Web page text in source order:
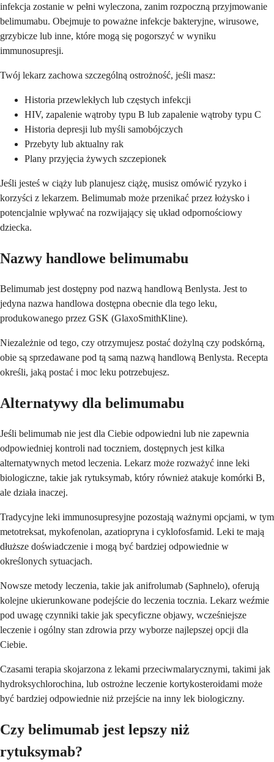
infekcja zostanie w pełni wyleczona, zanim rozpoczną przyjmowanie
belimumabu. Obejmuje to poważne infekcje bakteryjne, wirusowe,
grzybicze lub inne, które mogą się pogorszyć w wyniku
immunosupresji.
Twój lekarz zachowa szczególną ostrożność, jeśli masz:
Historia przewlekłych lub częstych infekcji
HIV, zapalenie wątroby typu B lub zapalenie wątroby typu C
Historia depresji lub myśli samobójczych
Przebyty lub aktualny rak
Plany przyjęcia żywych szczepionek
Jeśli jesteś w ciąży lub planujesz ciążę, musisz omówić ryzyko i
korzyści z lekarzem. Belimumab może przenikać przez łożysko i
potencjalnie wpływać na rozwijający się układ odpornościowy
dziecka.
Nazwy handlowe belimumabu
Belimumab jest dostępny pod nazwą handlową Benlysta. Jest to
jedyna nazwa handlowa dostępna obecnie dla tego leku,
produkowanego przez GSK (GlaxoSmithKline).
Niezależnie od tego, czy otrzymujesz postać dożylną czy podskórną,
obie są sprzedawane pod tą samą nazwą handlową Benlysta. Recepta
określi, jaką postać i moc leku potrzebujesz.
Alternatywy dla belimumabu
Jeśli belimumab nie jest dla Ciebie odpowiedni lub nie zapewnia
odpowiedniej kontroli nad toczniem, dostępnych jest kilka
alternatywnych metod leczenia. Lekarz może rozważyć inne leki
biologiczne, takie jak rytuksymab, który również atakuje komórki B,
ale działa inaczej.
Tradycyjne leki immunosupresyjne pozostają ważnymi opcjami, w tym
metotreksat, mykofenolan, azatiopryna i cyklofosfamid. Leki te mają
dłuższe doświadczenie i mogą być bardziej odpowiednie w
określonych sytuacjach.
Nowsze metody leczenia, takie jak anifrolumab (Saphnelo), oferują
kolejne ukierunkowane podejście do leczenia tocznia. Lekarz weźmie
pod uwagę czynniki takie jak specyficzne objawy, wcześniejsze
leczenie i ogólny stan zdrowia przy wyborze najlepszej opcji dla
Ciebie.
Czasami terapia skojarzona z lekami przeciwmalarycznymi, takimi jak
hydroksychlorochina, lub ostrożne leczenie kortykosteroidami może
być bardziej odpowiednie niż przejście na inny lek biologiczny.
Czy belimumab jest lepszy niż
rytuksymab?